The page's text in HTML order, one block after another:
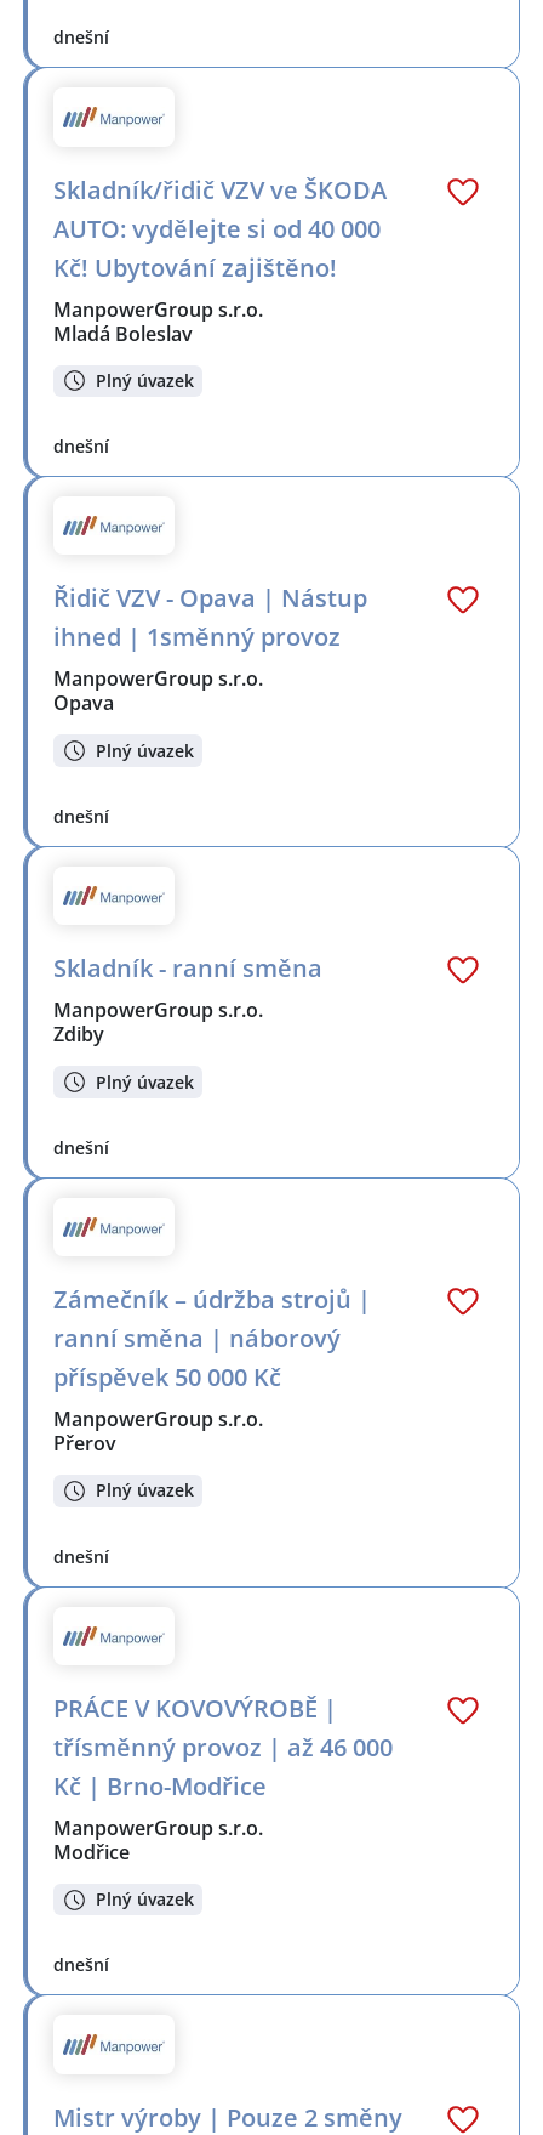
dnešní
Skladník/řidič VZV ve ŠKODA
AUTO: vydělejte si od 40 000
Kč! Ubytování zajištěno!
ManpowerGroup s.r.o.
Mladá Boleslav
Plný úvazek
dnešní
Řidič VZV - Opava | Nástup
ihned | 1směnný provoz
ManpowerGroup s.r.o.
Opava
Plný úvazek
dnešní
Skladník - ranní směna
ManpowerGroup s.r.o.
Zdiby
Plný úvazek
dnešní
Zámečník – údržba strojů |
ranní směna | náborový
příspěvek 50 000 Kč
ManpowerGroup s.r.o.
Přerov
Plný úvazek
dnešní
PRÁCE V KOVOVÝROBĚ |
třísměnný provoz | až 46 000
Kč | Brno-Modřice
ManpowerGroup s.r.o.
Modřice
Plný úvazek
dnešní
Mistr výroby | Pouze 2 směny